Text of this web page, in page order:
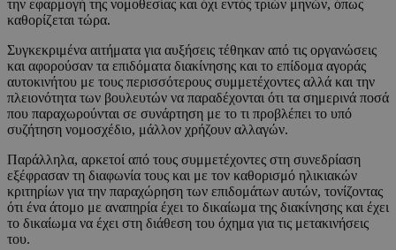
την εφαρμογή της νομοθεσίας και όχι εντός τριών μηνών, όπως
καθορίζεται τώρα.
Συγκεκριμένα αιτήματα για αυξήσεις τέθηκαν από τις οργανώσεις
και αφορούσαν τα επιδόματα διακίνησης και το επίδομα αγοράς
αυτοκινήτου με τους περισσότερους συμμετέχοντες αλλά και την
πλειονότητα των βουλευτών να παραδέχονται ότι τα σημερινά ποσά
που παραχωρούνται σε συνάρτηση με το τι προβλέπει το υπό
συζήτηση νομοσχέδιο, μάλλον χρήζουν αλλαγών.
Παράλληλα, αρκετοί από τους συμμετέχοντες στη συνεδρίαση
εξέφρασαν τη διαφωνία τους και με τον καθορισμό ηλικιακών
κριτηρίων για την παραχώρηση των επιδομάτων αυτών, τονίζοντας
ότι ένα άτομο με αναπηρία έχει το δικαίωμα της διακίνησης και έχει
το δικαίωμα να έχει στη διάθεση του όχημα για τις μετακινήσεις
του.